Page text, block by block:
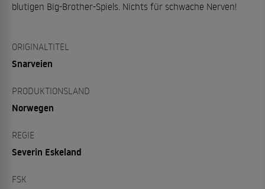
blutigen Big-Brother-Spiels. Nichts für schwache Nerven!
ORIGINALTITEL
Snarveien
PRODUKTIONSLAND
Norwegen
REGIE
Severin Eskeland
FSK